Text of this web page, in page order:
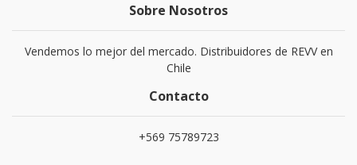
Sobre Nosotros
Vendemos lo mejor del mercado. Distribuidores de REVV en
Chile
Contacto
+569 75789723